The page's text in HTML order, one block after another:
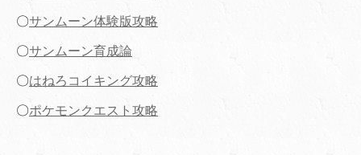
〇サンムーン体験版攻略
〇サンムーン育成論
〇はねろコイキング攻略
〇ポケモンクエスト攻略